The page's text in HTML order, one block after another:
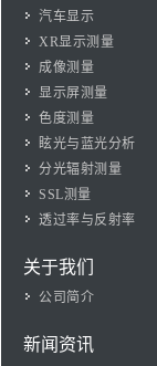
汽车显示
XR显示测量
成像测量
显示屏测量
色度测量
眩光与蓝光分析
分光辐射测量
SSL测量
透过率与反射率
关于我们
公司简介
新闻资讯